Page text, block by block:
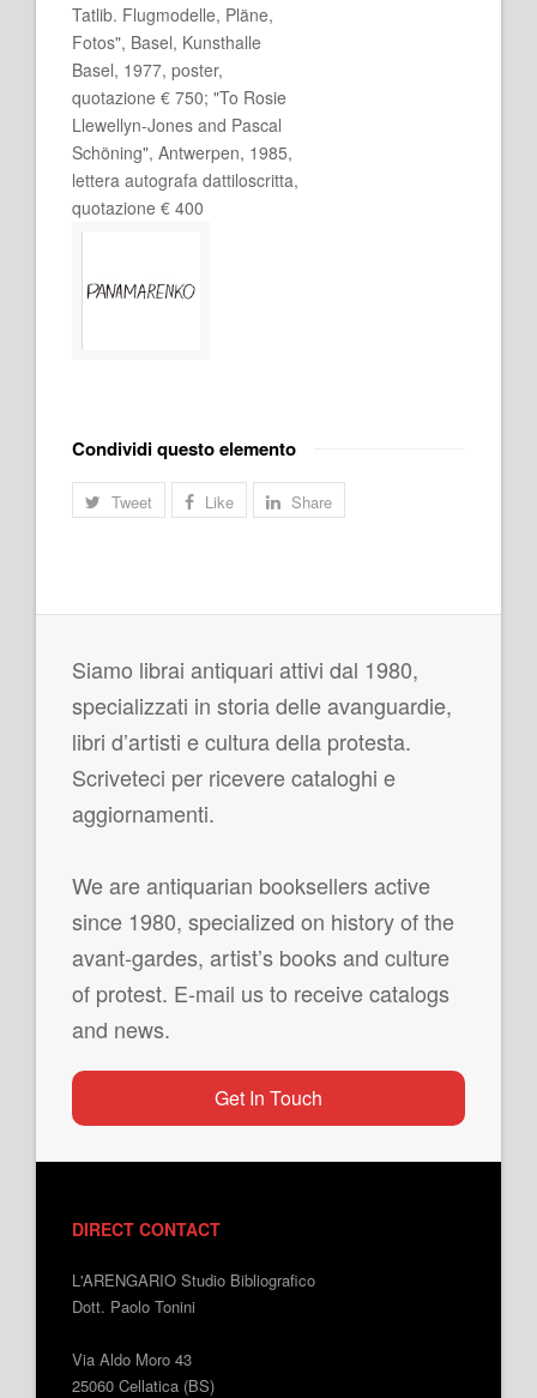
Tatlib. Flugmodelle, Pläne,
Fotos", Basel, Kunsthalle
Basel, 1977, poster,
quotazione € 750; "To Rosie
Llewellyn-Jones and Pascal
Schöning", Antwerpen, 1985,
lettera autografa dattiloscritta,
quotazione € 400
Condividi questo elemento
Tweet Like Share
Siamo librai antiquari attivi dal 1980,
specializzati in storia delle avanguardie,
libri d’artisti e cultura della protesta.
Scriveteci per ricevere cataloghi e
aggiornamenti.
We are antiquarian booksellers active
since 1980, specialized on history of the
avant-gardes, artist’s books and culture
of protest. E-mail us to receive catalogs
and news.
Get In Touch
DIRECT CONTACT
L'ARENGARIO Studio Bibliografico
Dott. Paolo Tonini
Via Aldo Moro 43
25060 Cellatica (BS)